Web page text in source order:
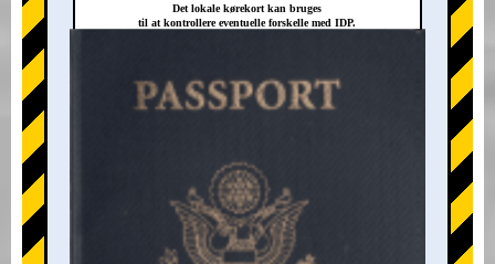
+
Det lokale kørekort kan bruges
til at kontrollere eventuelle forskelle med IDP.